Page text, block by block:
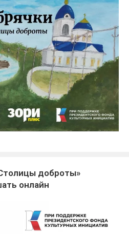
доброты»
онлайн